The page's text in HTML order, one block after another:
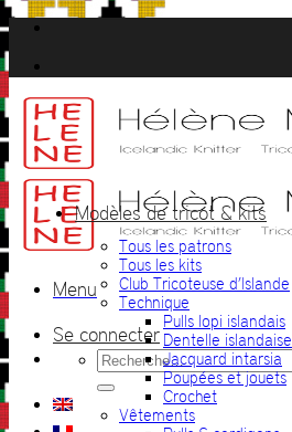
Passer
au
contenu
Menu
Se connecter
Recherche
pour :
Modèles de tricot & kits
Tous les patrons
Tous les kits
Club Tricoteuse d’Islande
Technique
Pulls lopi islandais
Dentelle islandaise
Jacquard intarsia
Poupées et jouets
Crochet
Vêtements